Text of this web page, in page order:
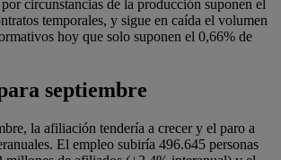
circunstancias de la producción suponen el
temporales, y sigue en caída el volumen
hoy que solo suponen el 0,66% de
septiembre
la afiliación tendería a crecer y el paro a
El empleo subiría 496.645 personas